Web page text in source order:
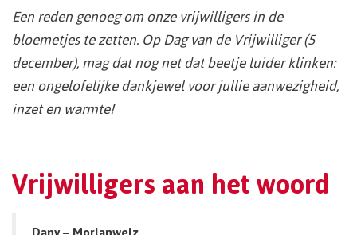
Een reden genoeg om onze vrijwilligers in de
bloemetjes te zetten. Op Dag van de Vrijwilliger (5
december), mag dat nog net dat beetje luider klinken:
een ongelofelijke dankjewel voor jullie aanwezigheid,
inzet en warmte!
Vrijwilligers aan het woord